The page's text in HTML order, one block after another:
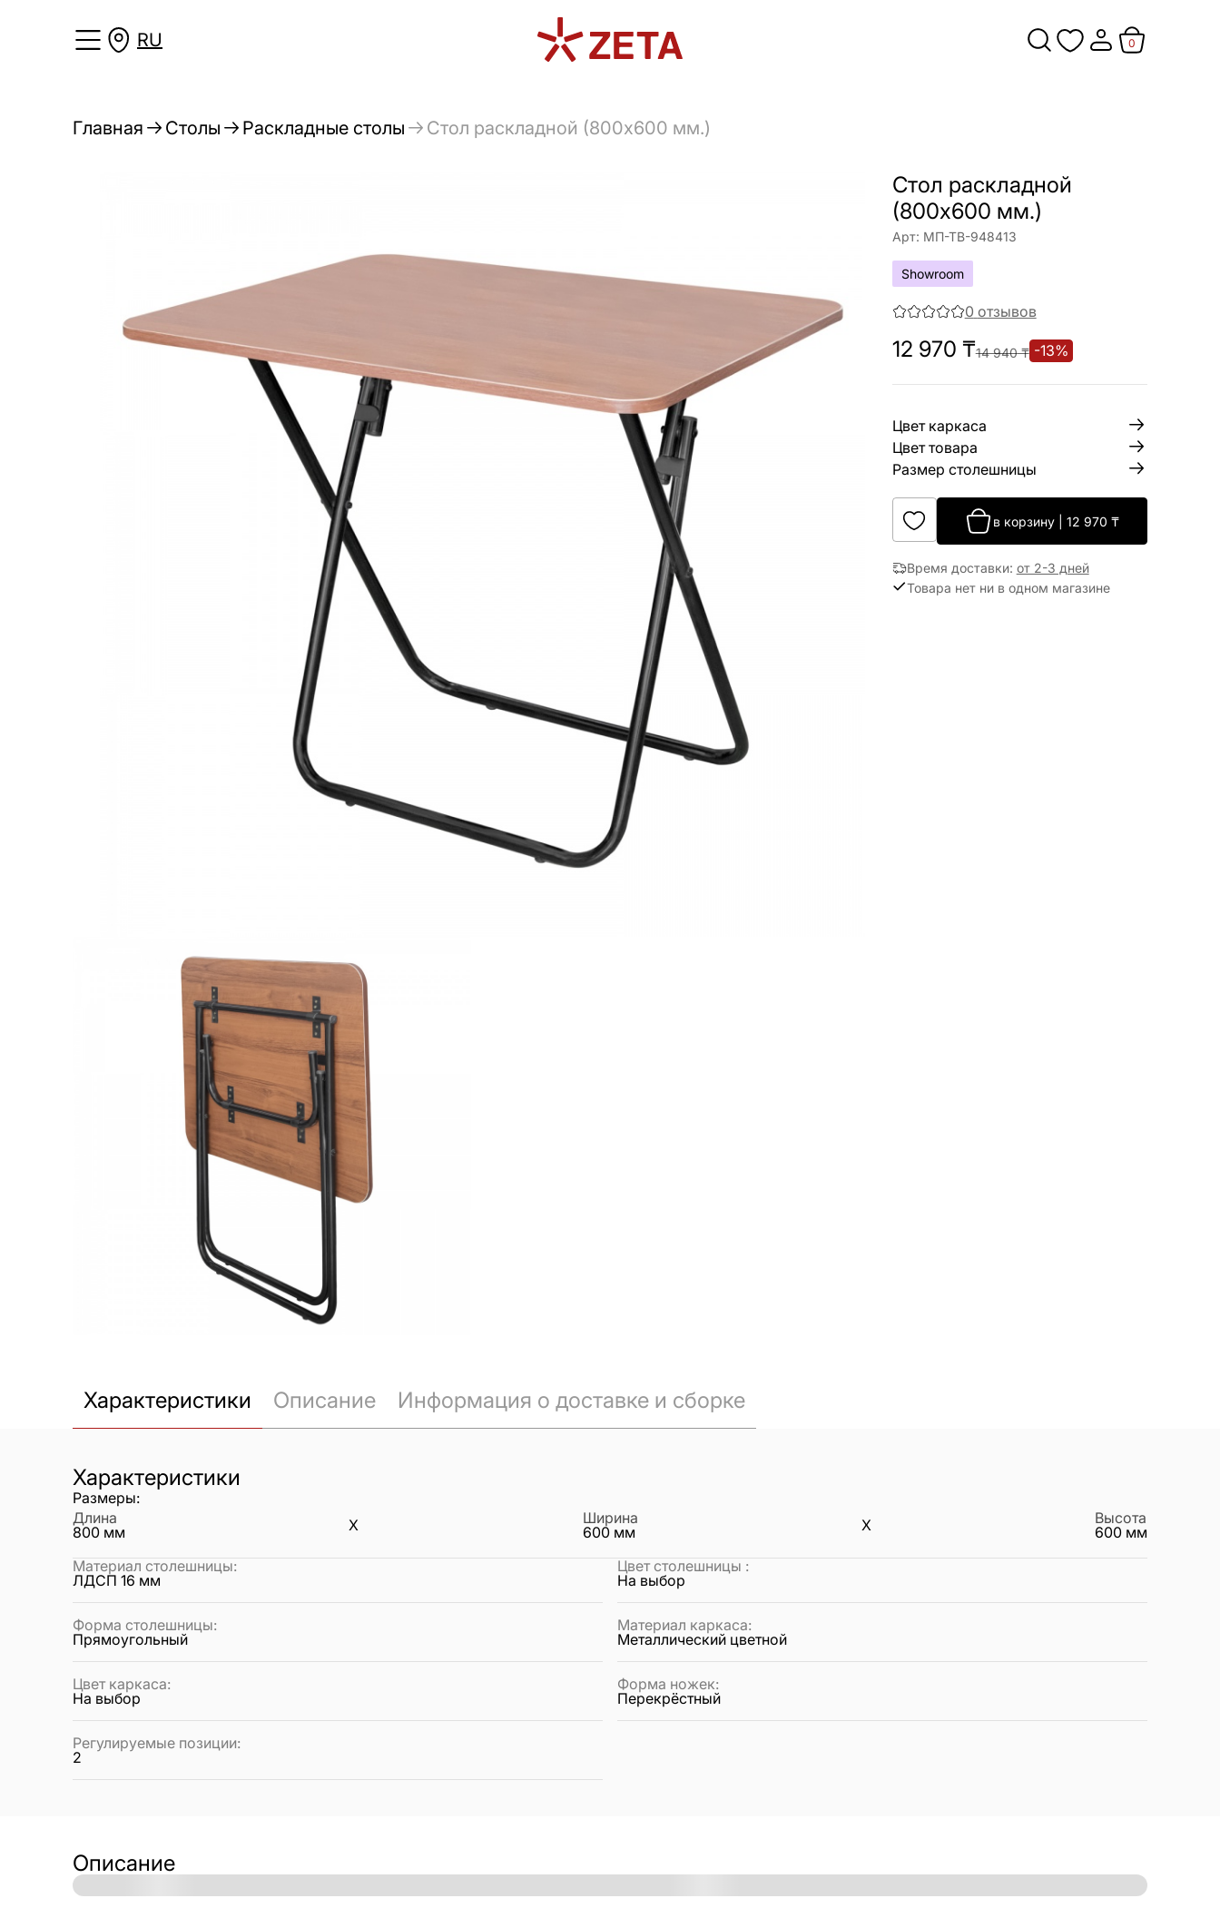
RU 0
Главная Столы Раскладные столы Стол раскладной (800х600 мм.)
Стол раскладной
(800х600 мм.)
Арт: МП-ТВ-948413
Showroom
0 отзывов
12 970 ₸14 940₸ -13%
Цвет каркаса
Цвет товара
Размер столешницы
в корзину |12 970 ₸
Время доставки: от 2-3 дней
Товара нет ни в одном магазине
Характеристики Описание Информация о доставке и сборке
Характеристики
Размеры:
Длина
800 мм X
Ширина
600 мм X
Высота
600 мм
Материал столешницы:
ЛДСП 16 мм
Цвет столешницы :
На выбор
Форма столешницы:
Прямоугольный
Материал каркаса:
Металлический цветной
Цвет каркаса:
На выбор
Форма ножек:
Перекрёстный
Регулируемые позиции:
2
Описание